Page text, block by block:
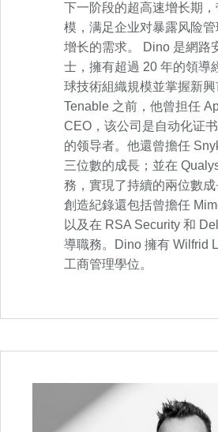
下一阶段的超高速增长期
模，满足企业对暴露风险管
增长的需求。 Dino 是網路
士，擁有超過 20 年的領導
球技術組織規模並掌握新
Tenable 之前，他曾担任
CEO，该公司是自动化证
的领导者。他還曾擔任
三位數的成長；並在
務，實現了持續的兩位數
創造紀錄還包括曾擔任
以及在 RSA Security 和
導職務。Dino 擁有 Wilfrid
工商管理學位。